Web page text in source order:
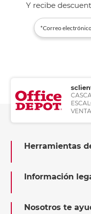
Y recibe
Herramientas
Información
Nosotros te